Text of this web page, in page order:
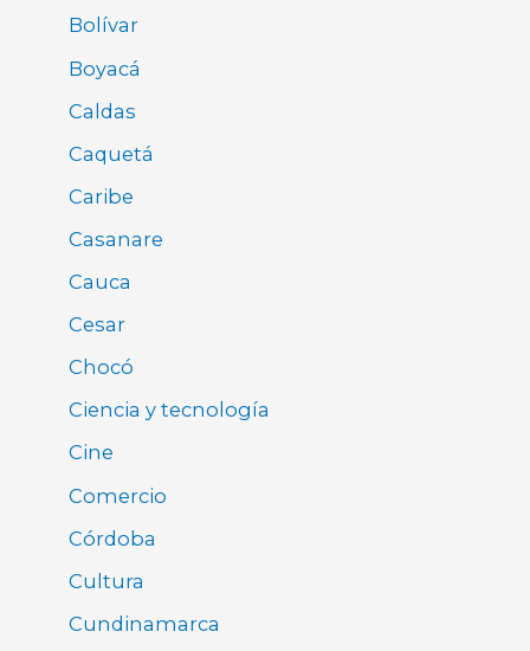
Bolívar
Boyacá
Caldas
Caquetá
Caribe
Casanare
Cauca
Cesar
Chocó
Ciencia y tecnología
Cine
Comercio
Córdoba
Cultura
Cundinamarca